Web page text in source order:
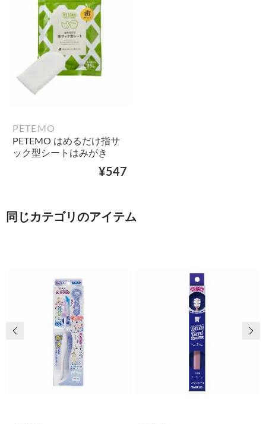
PETEMO
PETEMO はめるだけ指サ
ック型シートはみがき
¥547
同じカテゴリのアイテム
前の画像 次